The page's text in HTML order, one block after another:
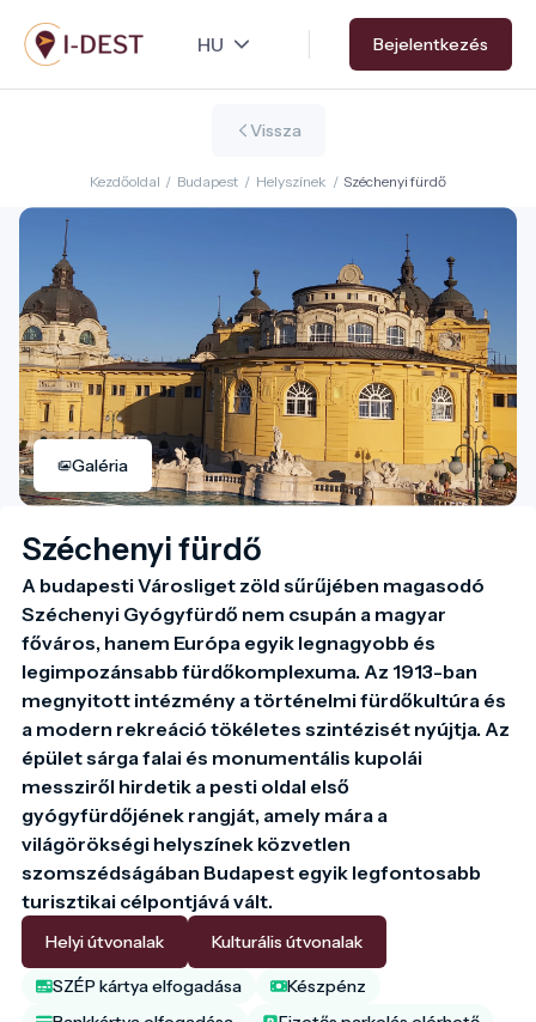
Ugrás
a
tartalomra
Bejelentkezés
Vissza
Kezdőoldal / Budapest / Helyszínek / Széchenyi fürdő
Galéria
Széchenyi fürdő
A budapesti Városliget zöld sűrűjében magasodó
Széchenyi Gyógyfürdő nem csupán a magyar
főváros, hanem Európa egyik legnagyobb és
legimpozánsabb fürdőkomplexuma. Az 1913-ban
megnyitott intézmény a történelmi fürdőkultúra és
a modern rekreáció tökéletes szintézisét nyújtja. Az
épület sárga falai és monumentális kupolái
messziről hirdetik a pesti oldal első
gyógyfürdőjének rangját, amely mára a
világörökségi helyszínek közvetlen
szomszédságában Budapest egyik legfontosabb
turisztikai célpontjává vált.
Helyi útvonalak Kulturális útvonalak
SZÉP kártya elfogadása
Készpénz